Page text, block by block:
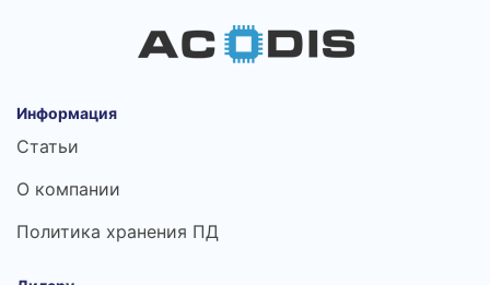
Информация
Статьи
О компании
Политика хранения ПД